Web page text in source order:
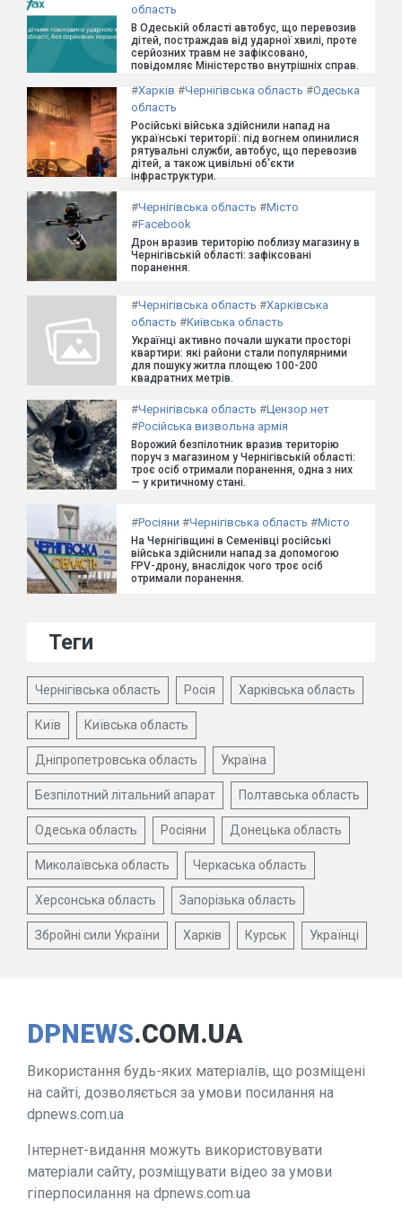
область
В Одеській області автобус, що перевозив
дітей, постраждав від ударної хвилі, проте
серйозних травм не зафіксовано,
повідомляє Міністерство внутрішніх справ.
#Харків #Чернігівська область #Одеська
область
Російські війська здійснили напад на
українські території: під вогнем опинилися
рятувальні служби, автобус, що перевозив
дітей, а також цивільні об'єкти
інфраструктури.
#Чернігівська область #Місто
#Facebook
Дрон вразив територію поблизу магазину в
Чернігівській області: зафіксовані
поранення.
#Чернігівська область #Харківська
область #Київська область
Українці активно почали шукати просторі
квартири: які райони стали популярними
для пошуку житла площею 100-200
квадратних метрів.
#Чернігівська область #Цензор.нет
#Російська визвольна армія
Ворожий безпілотник вразив територію
поруч з магазином у Чернігівській області:
троє осіб отримали поранення, одна з них
— у критичному стані.
#Росіяни #Чернігівська область #Місто
На Чернігівщині в Семенівці російські
війська здійснили напад за допомогою
FPV-дрону, внаслідок чого троє осіб
отримали поранення.
Теги
Чернігівська область Росія Харківська область
Київ Київська область
Дніпропетровська область Україна
Безпілотний літальний апарат Полтавська область
Одеська область Росіяни Донецька область
Миколаївська область Черкаська область
Херсонська область Запорізька область
Збройні сили України Харків Курськ Українці
DPNEWS.COM.UA
Використання будь-яких матеріалів, що розміщені
на сайті, дозволяється за умови посилання на
dpnews.com.ua
Інтернет-видання можуть використовувати
матеріали сайту, розміщувати відео за умови
гіперпосилання на dpnews.com.ua